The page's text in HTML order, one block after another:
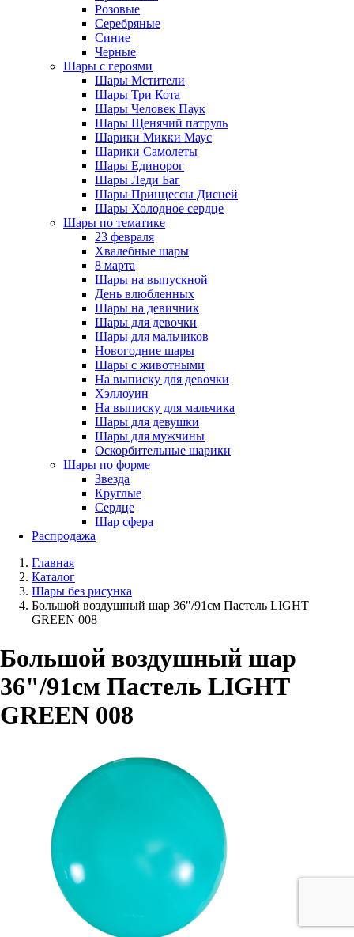
Розовые
Серебряные
Синие
Черные
Шары с героями
Шары Мстители
Шары Три Кота
Шары Человек Паук
Шары Щенячий патруль
Шарики Микки Маус
Шарики Самолеты
Шары Единорог
Шары Леди Баг
Шары Принцессы Дисней
Шары Холодное сердце
Шары по тематике
23 февраля
Хвалебные шары
8 марта
Шары на выпускной
День влюбленных
Шары на девичник
Шары для девочки
Шары для мальчиков
Новогодние шары
Шары с животными
На выписку для девочки
Хэллоуин
На выписку для мальчика
Шары для девушки
Шары для мужчины
Оскорбительные шарики
Шары по форме
Звезда
Круглые
Сердце
Шар сфера
Распродажа
Главная
Каталог
Шары без рисунка
Большой воздушный шар 36"/91см Пастель LIGHT
GREEN 008
Большой воздушный шар
36"/91см Пастель LIGHT
GREEN 008